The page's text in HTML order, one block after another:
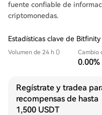
fuente confiable de
criptomonedas.
Estadísticas clave de
Volumen de 24 h () Cambio
0.00%
Regístrate y tradea
recompensas de hasta
1,500 USDT